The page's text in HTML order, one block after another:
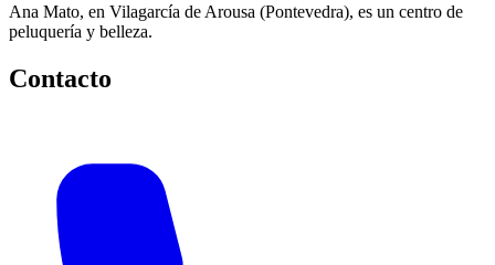
Ana Mato, en Vilagarcía de Arousa (Pontevedra), es un centro de
peluquería y belleza.
Contacto